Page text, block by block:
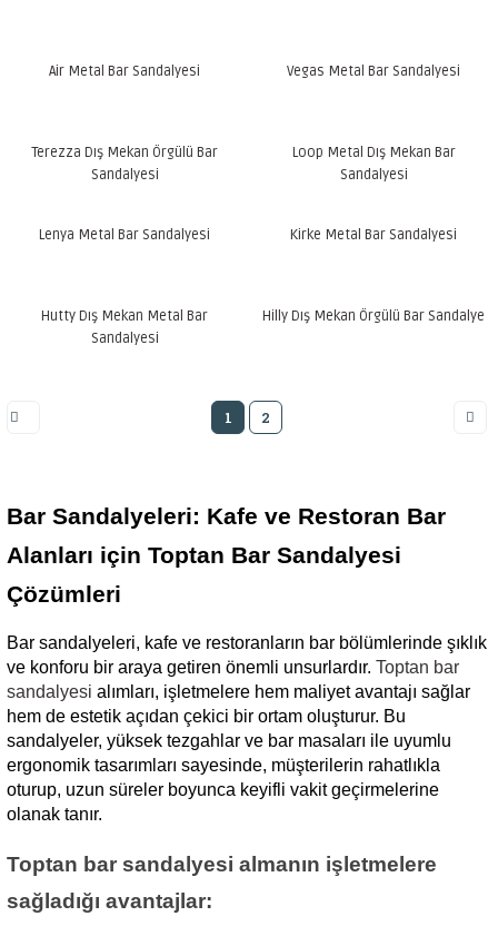
Air Metal Bar Sandalyesi Vegas Metal Bar Sandalyesi
Terezza Dış Mekan Örgülü Bar
Sandalyesi
Loop Metal Dış Mekan Bar
Sandalyesi
Lenya Metal Bar Sandalyesi Kirke Metal Bar Sandalyesi
Hutty Dış Mekan Metal Bar
Sandalyesi
Hilly Dış Mekan Örgülü Bar Sandalye
1 2
Bar Sandalyeleri: Kafe ve Restoran Bar
Alanları için Toptan Bar Sandalyesi
Çözümleri
Bar sandalyeleri, kafe ve restoranların bar bölümlerinde şıklık
ve konforu bir araya getiren önemli unsurlardır. Toptan bar
sandalyesi alımları, işletmelere hem maliyet avantajı sağlar
hem de estetik açıdan çekici bir ortam oluşturur. Bu
sandalyeler, yüksek tezgahlar ve bar masaları ile uyumlu
ergonomik tasarımları sayesinde, müşterilerin rahatlıkla
oturup, uzun süreler boyunca keyifli vakit geçirmelerine
olanak tanır.
Toptan bar sandalyesi almanın işletmelere
sağladığı avantajlar: